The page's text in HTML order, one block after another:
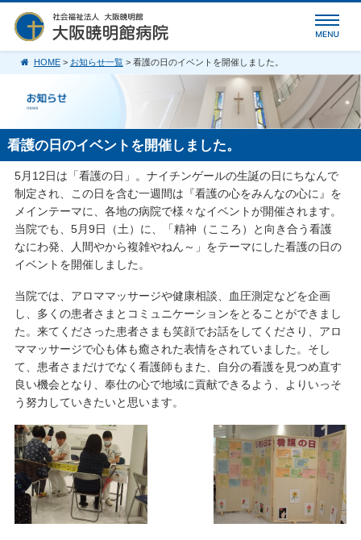
HOME> お知らせ一覧> 看護の日のイベントを開催しました。
看護の日のイベントを開催しました。
5月12日は「看護の日」。ナイチンゲールの生誕の日にちなんで
制定され、この日を含む一週間は『看護の心をみんなの心に』を
メインテーマに、各地の病院で様々なイベントが開催されます。
当院でも、5月9日（土）に、「精神（こころ）と向き合う看護
なにわ発、人間やから複雑やねん～」をテーマにした看護の日の
イベントを開催しました。
当院では、アロママッサージや健康相談、血圧測定などを企画
し、多くの患者さまとコミュニケーションをとることができまし
た。来てくださった患者さまも笑顔でお話をしてくださり、アロ
ママッサージで心も体も癒された表情をされていました。そし
て、患者さまだけでなく看護師もまた、自分の看護を見つめ直す
良い機会となり、奉仕の心で地域に貢献できるよう、よりいっそ
う努力していきたいと思います。